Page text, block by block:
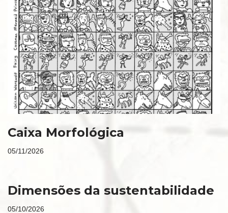
Caixa Morfológica
05/11/2026
Dimensões da sustentabilidade
05/10/2026